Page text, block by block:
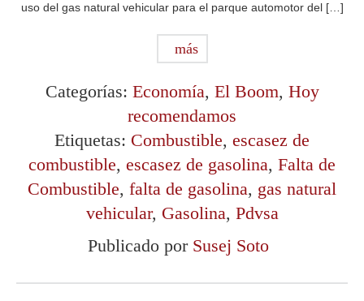
uso del gas natural vehicular para el parque automotor del […]
más
Categorías: Economía, El Boom, Hoy
recomendamos
Etiquetas: Combustible, escasez de
combustible, escasez de gasolina, Falta de
Combustible, falta de gasolina, gas natural
vehicular, Gasolina, Pdvsa
Publicado por Susej Soto